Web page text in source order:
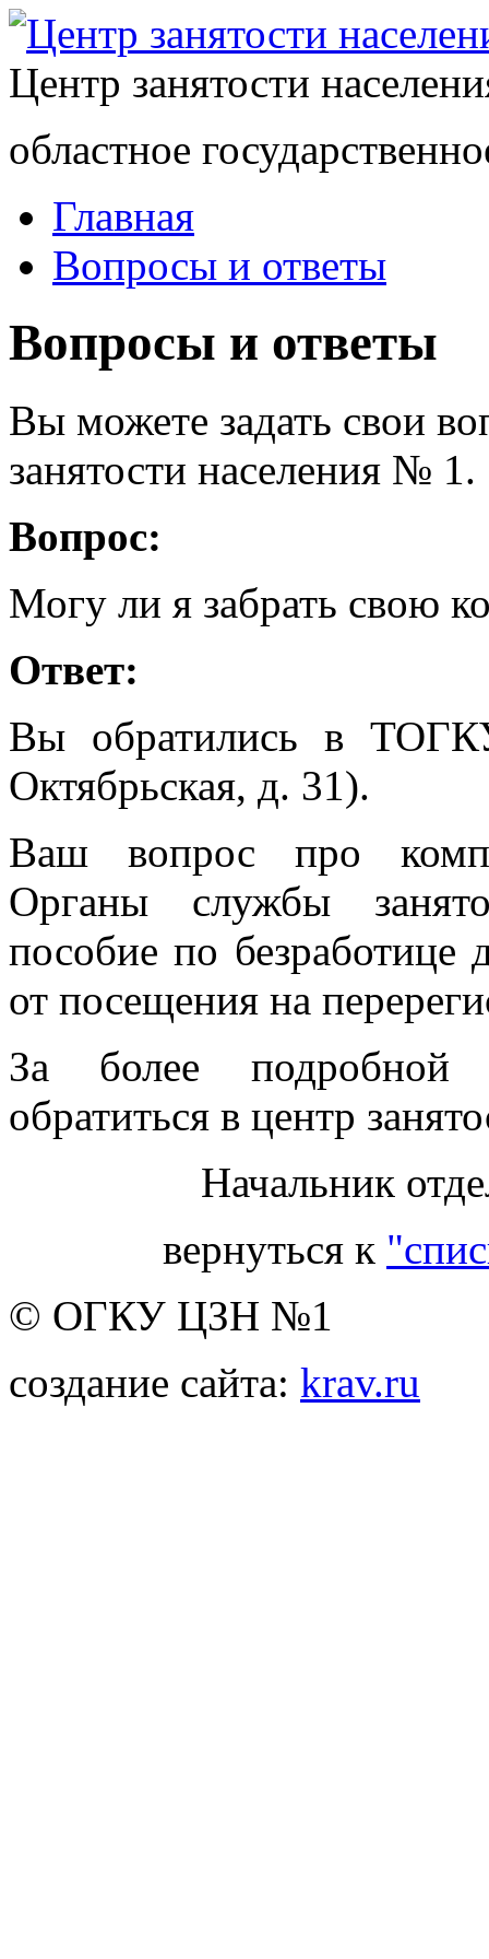
Центр занятости
областное
Главная
Вопросы и ответы
Вопросы и ответы
Вы можете задать свои
занятости населения № 1.
Вопрос:
Могу ли я забрать свою
Ответ:
Вы обратились в
Октябрьская, д. 31).
Ваш вопрос про
Органы службы
пособие по безработице
от посещения на
За более подробной
обратиться в центр
Начальник
вернуться к
© ОГКУ ЦЗН №1
создание сайта: krav.ru